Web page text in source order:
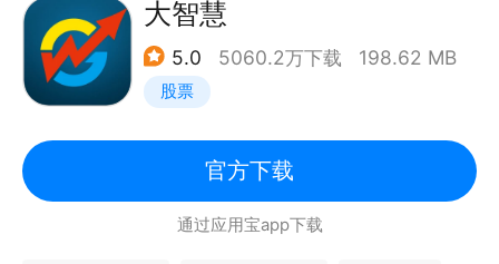
品适合您；2.现金管家满足您闲置保证金在夜晚理财的
需求；
【精选投资资讯】1.专业研究报告精准推送，本土超强
货满足视听味蕾，告别书面资讯；
【新客享好礼】新客户可获得Level-2行情月卡、形态
大师三个月、新客理财券一张、盘中宝三个月、新手投
大智慧
5.0 5060.2万下载 198.62 MB
股票
官方下载
通过应用宝app下载